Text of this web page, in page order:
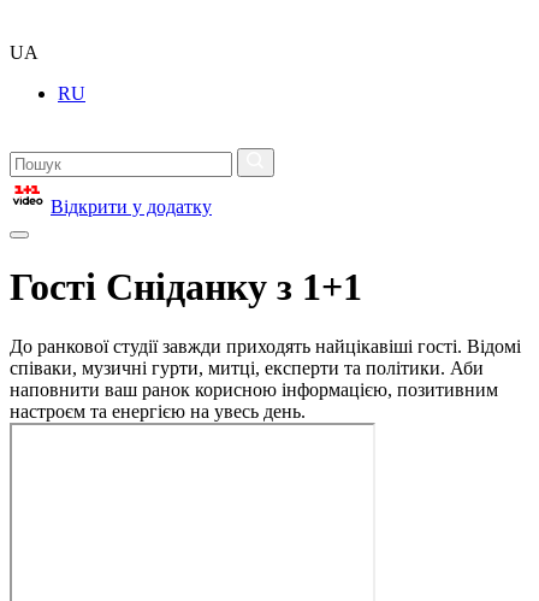
UA
RU
Відкрити у додатку
Гості Сніданку з 1+1
До ранкової студії завжди приходять найцікавіші гості. Відомі
співаки, музичні гурти, митці, експерти та політики. Аби
наповнити ваш ранок корисною інформацією, позитивним
настроєм та енергією на увесь день.